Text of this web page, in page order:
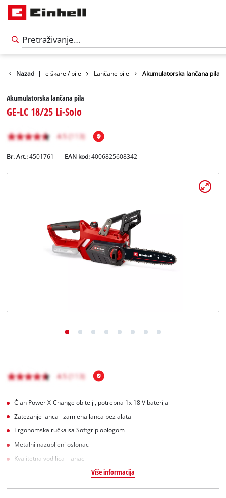
Hrvatski
Nazad |
Vrt Vrtne škare / pile Lančane pile Akumulatorska lančana pila
Akumulatorska lančana pila
GE-LC 18/25 Li-Solo
Br. Art.: 4501761 EAN kod:4006825608342
Član Power X-Change obitelji, potrebna 1x 18 V baterija
Zatezanje lanca i zamjena lanca bez alata
Ergonomska ručka sa Softgrip oblogom
Metalni nazubljeni oslonac
Kvalitetna vodilica i lanac
Više informacija